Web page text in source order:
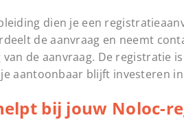
dien je een
de aanvraag en neemt
de aanvraag. De registratie
aantoonbaar blijft investeren
bij jouw Noloc-